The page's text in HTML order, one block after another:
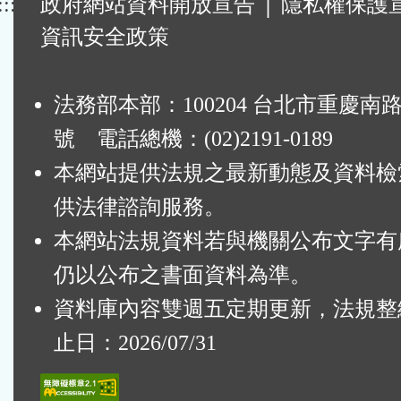
政府網站資料開放宣告
隱私權保護
資訊安全政策
法務部本部：100204 台北市重慶南
號 電話總機：(02)2191-0189
本網站提供法規之最新動態及資料
供法律諮詢服務。
本網站法規資料若與機關公布文字
仍以公布之書面資料為準。
資料庫內容雙週五定期更新，法規
止日：2026/07/31